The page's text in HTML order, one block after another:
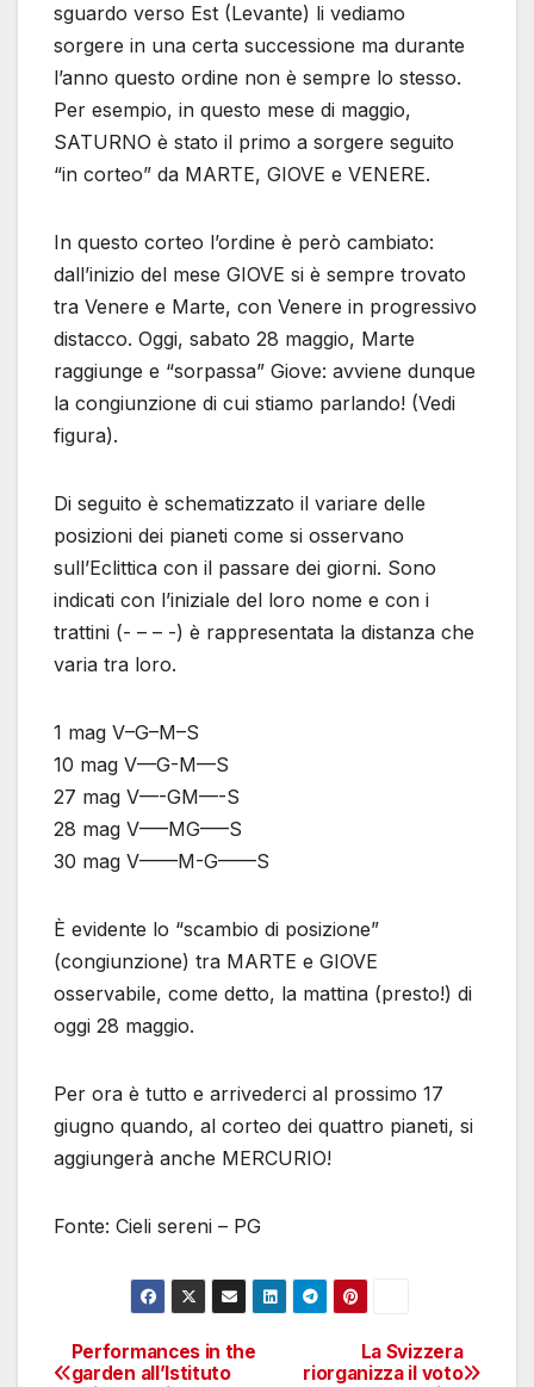
sguardo verso Est (Levante) li vediamo
sorgere in una certa successione ma durante
l’anno questo ordine non è sempre lo stesso.
Per esempio, in questo mese di maggio,
SATURNO è stato il primo a sorgere seguito
“in corteo” da MARTE, GIOVE e VENERE.
In questo corteo l’ordine è però cambiato:
dall’inizio del mese GIOVE si è sempre trovato
tra Venere e Marte, con Venere in progressivo
distacco. Oggi, sabato 28 maggio, Marte
raggiunge e “sorpassa” Giove: avviene dunque
la congiunzione di cui stiamo parlando! (Vedi
figura).
Di seguito è schematizzato il variare delle
posizioni dei pianeti come si osservano
sull’Eclittica con il passare dei giorni. Sono
indicati con l’iniziale del loro nome e con i
trattini (- – – -) è rappresentata la distanza che
varia tra loro.
1 mag V–G–M–S
10 mag V—G-M—S
27 mag V—-GM—-S
28 mag V—–MG—–S
30 mag V——M-G——S
È evidente lo “scambio di posizione”
(congiunzione) tra MARTE e GIOVE
osservabile, come detto, la mattina (presto!) di
oggi 28 maggio.
Per ora è tutto e arrivederci al prossimo 17
giugno quando, al corteo dei quattro pianeti, si
aggiungerà anche MERCURIO!
Fonte: Cieli sereni – PG
Navigazione
La Svizzera
riorganizza il voto
Performances in the
garden all’Istituto